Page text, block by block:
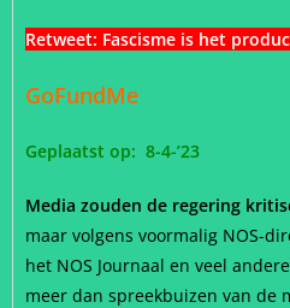
Retweet: Fascisme is het
GoFundMe
Geplaatst op: 8-4-’23
Media zouden de regering
maar volgens voormalig NOS-
het NOS Journaal en veel
meer dan spreekbuizen van de